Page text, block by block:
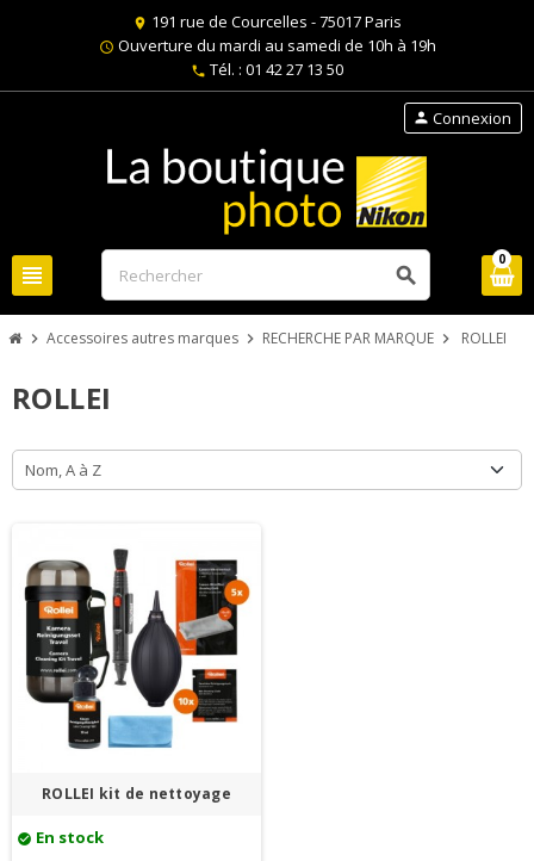
location_on 191 rue de Courcelles - 75017 Paris
schedule Ouverture du mardi au samedi de 10h à 19h
phone Tél. : 01 42 27 13 50
view_headline search
person Connexion
0
chevron_right Accessoires autres marques chevron_right RECHERCHE PAR MARQUE chevron_right ROLLEI
ROLLEI
Nom, A à Z
ROLLEI kit de nettoyage
check_circle En stock